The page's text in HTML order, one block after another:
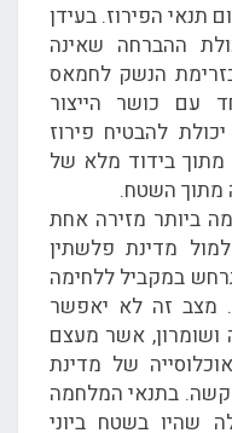
תנאי הפירוז. בעידן
ההברחה שאינה
הנשק לחמאס
עם כושר הייצור
להבטיח פירוז
בידוד מלא של
מתוך השטח.
ביותר מזירה אחת
מדינת פלשתין
במקביל ללחימה
מצב זה לא יאפשר
ושומרון, אשר מעצם
של מדינת
קשה. בתנאי המלחמה
שהיו בשטח ביוני